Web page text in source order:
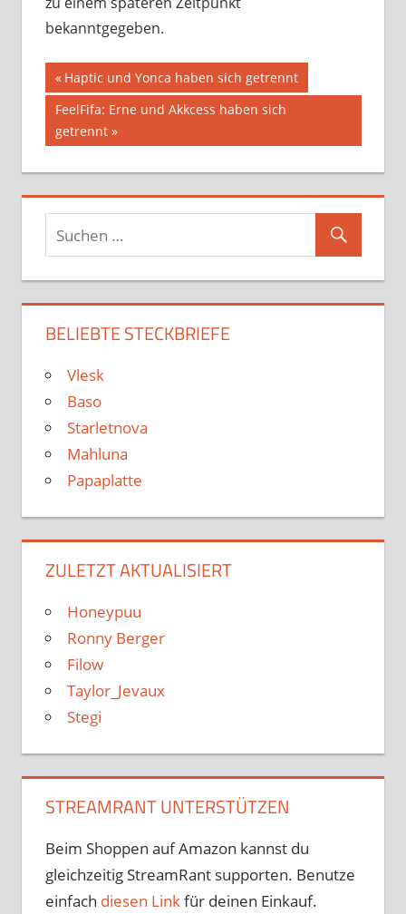
bekanntgegeben.
CHARITY
FISHCOP
FRIENDLY
FIRE
FRIENDLYFIRE
GRONKH
PANDORYA
Beitragsnavigation
Vorheriger
Beitrag:
Haptic und Yonca haben sich getrennt
Nächster
Beitrag:
FeelFifa: Erne und Akkcess haben sich
getrennt
BELIEBTE STECKBRIEFE
Vlesk
Baso
Starletnova
Mahluna
Papaplatte
ZULETZT AKTUALISIERT
Honeypuu
Ronny Berger
Filow
Taylor_Jevaux
Stegi
STREAMRANT UNTERSTÜTZEN
Beim Shoppen auf Amazon kannst du
gleichzeitig StreamRant supporten. Benutze
einfach diesen Linkfür deinen Einkauf.